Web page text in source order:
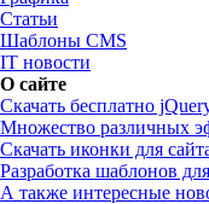
Статьи
Шаблоны CMS
IT новости
О сайте
Скачать бесплатно
Множество различных
Скачать иконки для
Разработка шаблонов
А также интересные